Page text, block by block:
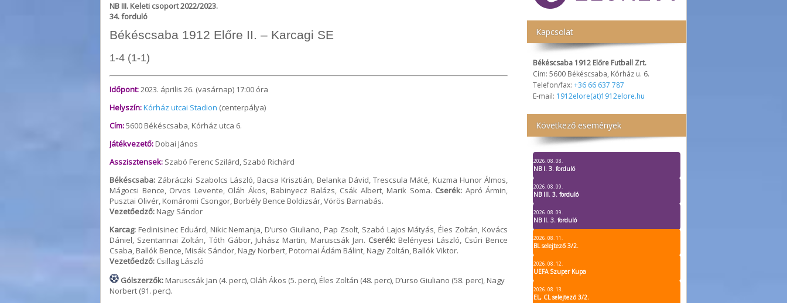
Kapcsolat
Békéscsaba 1912 Előre Futball Zrt.
Cím: 5600 Békéscsaba, Kórház u. 6.
Telefon/fax: +36 66 637 787
E-mail: 1912elore(at)1912elore.hu
Következő események
2026. 08. 08.
NB I. 3. forduló
2026. 08. 09.
NB III. 3. forduló
2026. 08. 09.
NB II. 3. forduló
2026. 08. 11.
BL selejtező 3/2.
2026. 08. 12.
UEFA Szuper Kupa
2026. 08. 13.
EL, CL selejtező 3/2.
NB III. Keleti csoport 2022/2023.
34. forduló
Békéscsaba 1912 Előre II. – Karcagi SE
1-4 (1-1)
Időpont:2023. április 26. (vasárnap) 17:00 óra
Helyszín:Kórház utcai Stadion (centerpálya)
Cím:5600 Békéscsaba, Kórház utca 6.
Játékvezető: Dobai János
Asszisztensek: Szabó Ferenc Szilárd, Szabó Richárd
Békéscsaba: Zábráczki Szabolcs László, Bacsa Krisztián, Belanka Dávid, Trescsula Máté, Kuzma Hunor Álmos,
Mágocsi Bence, Orvos Levente, Oláh Ákos, Babinyecz Balázs, Csák Albert, Marik Soma. Cserék: Apró Ármin,
Pusztai Olivér, Komáromi Csongor, Borbély Bence Boldizsár, Vörös Barnabás.
Vezetőedző: Nagy Sándor
Karcag: Fedinisinec Eduárd, Nikic Nemanja, D’urso Giuliano, Pap Zsolt, Szabó Lajos Mátyás, Éles Zoltán, Kovács
Dániel, Szentannai Zoltán, Tóth Gábor, Juhász Martin, Maruscsák Jan. Cserék: Belényesi László, Csúri Bence
Csaba, Ballók Bence, Misák Sándor, Nagy Norbert, Potornai Ádám Bálint, Nagy Zoltán, Ballók Viktor.
Vezetőedző: Csillag László
Gólszerzők: Maruscsák Jan (4. perc), Oláh Ákos (5. perc), Éles Zoltán (48. perc), D’urso Giuliano (58. perc), Nagy
Norbert (91. perc).